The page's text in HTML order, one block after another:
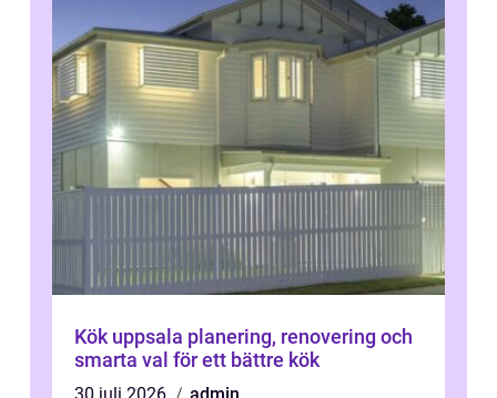
Kök uppsala planering, renovering och
smarta val för ett bättre kök